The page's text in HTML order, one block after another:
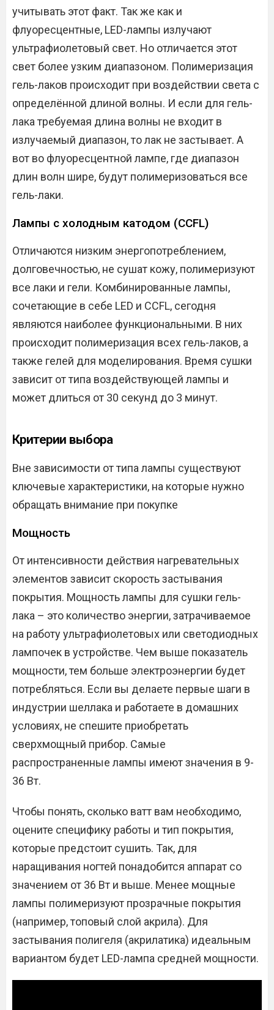
учитывать этот факт. Так же как и
флуоресцентные, LED-лампы излучают
ультрафиолетовый свет. Но отличается этот
свет более узким диапазоном. Полимеризация
гель-лаков происходит при воздействии света с
определённой длиной волны. И если для гель-
лака требуемая длина волны не входит в
излучаемый диапазон, то лак не застывает. А
вот во флуоресцентной лампе, где диапазон
длин волн шире, будут полимеризоваться все
гель-лаки.
Лампы с холодным катодом (CCFL)
Отличаются низким энергопотреблением,
долговечностью, не сушат кожу, полимеризуют
все лаки и гели. Комбинированные лампы,
сочетающие в себе LED и CCFL, сегодня
являются наиболее функциональными. В них
происходит полимеризация всех гель-лаков, а
также гелей для моделирования. Время сушки
зависит от типа воздействующей лампы и
может длиться от 30 секунд до 3 минут.
Критерии выбора
Вне зависимости от типа лампы существуют
ключевые характеристики, на которые нужно
обращать внимание при покупке
Мощность
От интенсивности действия нагревательных
элементов зависит скорость застывания
покрытия. Мощность лампы для сушки гель-
лака – это количество энергии, затрачиваемое
на работу ультрафиолетовых или светодиодных
лампочек в устройстве. Чем выше показатель
мощности, тем больше электроэнергии будет
потребляться. Если вы делаете первые шаги в
индустрии шеллака и работаете в домашних
условиях, не спешите приобретать
сверхмощный прибор. Самые
распространенные лампы имеют значения в 9-
36 Вт.
Чтобы понять, сколько ватт вам необходимо,
оцените специфику работы и тип покрытия,
которые предстоит сушить. Так, для
наращивания ногтей понадобится аппарат со
значением от 36 Вт и выше. Менее мощные
лампы полимеризуют прозрачные покрытия
(например, топовый слой акрила). Для
застывания полигеля (акрилатика) идеальным
вариантом будет LED-лампа средней мощности.